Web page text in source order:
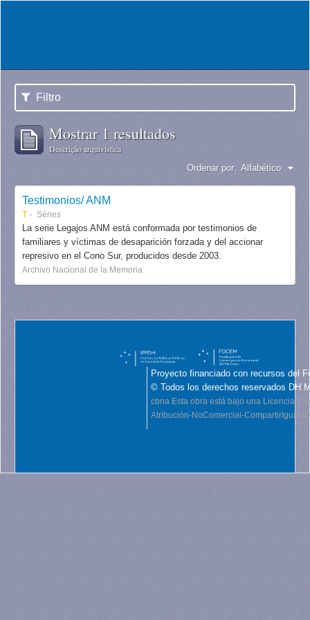
Filtro
Mostrar 1 resultados
Descrição arquivística
Ordenar por: Alfabético
Testimonios/ ANM
T Séries
La serie Legajos ANM está conformada por testimonios de
familiares y víctimas de desaparición forzada y del accionar
represivo en el Cono Sur, producidos desde 2003.
Archivo Nacional de la Memoria
Proyecto financiado con recursos del
© Todos los derechos reservados DH
cbna Esta obra está bajo una Licencia
Atribución-NoComercial-CompartirIgual